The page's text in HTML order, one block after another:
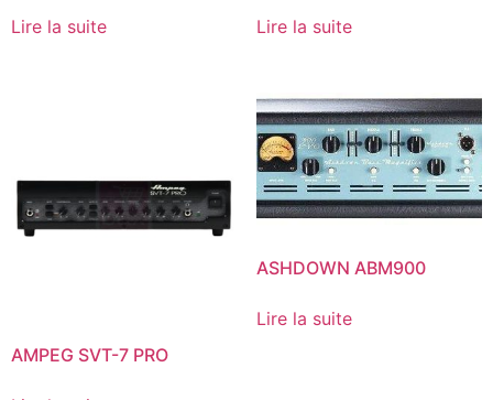
Lire la suite Lire la suite
AMPEG SVT-7 PRO
ASHDOWN ABM900
Lire la suite